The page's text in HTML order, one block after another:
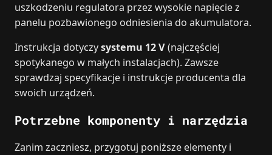
uszkodzeniu regulatora przez wysokie napięcie z
panelu pozbawionego odniesienia do akumulatora.
Instrukcja dotyczysystemu 12 V(najczęściej
spotykanego w małych instalacjach). Zawsze
sprawdzaj specyfikacje i instrukcje producenta dla
swoich urządzeń.
Potrzebne komponenty i narzędzia
Zanim zaczniesz, przygotuj poniższe elementy i